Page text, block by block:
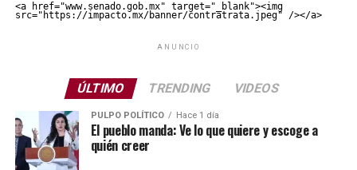
<a href="www.senado.gob.mx" target="_blank"><img
src="https://impacto.mx/banner/contratrata.jpeg" /></a>
ANUNCIO
ÚLTIMO TRENDING VIDEOS
PULPO POLÍTICO Hace 1 día
El pueblo manda: Ve lo que quiere y escoge a
quién creer